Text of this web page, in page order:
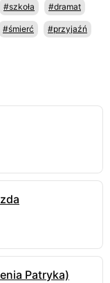
#szkoła #dramat
#śmierć #przyjaźń
Patryka)